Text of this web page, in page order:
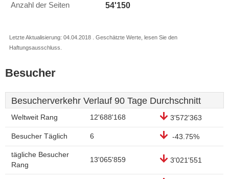
Anzahl der Seiten 54'150
Letzte Aktualisierung: 04.04.2018 . Geschätzte Werte, lesen Sie den
Haftungsausschluss.
Besucher
Besucherverkehr Verlauf 90 Tage Durchschnitt
Weltweit Rang 12'688'168 3'572'363
Besucher Täglich 6 -43.75%
tägliche Besucher
Rang
13'065'859 3'021'551